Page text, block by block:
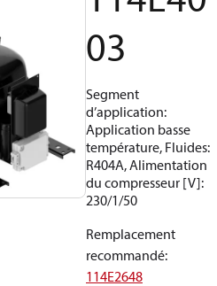
03
Segment
d’application:
Application basse
température, Fluides:
R404A, Alimentation
du compresseur [V]:
230/1/50
Remplacement
recommandé:
114E2648